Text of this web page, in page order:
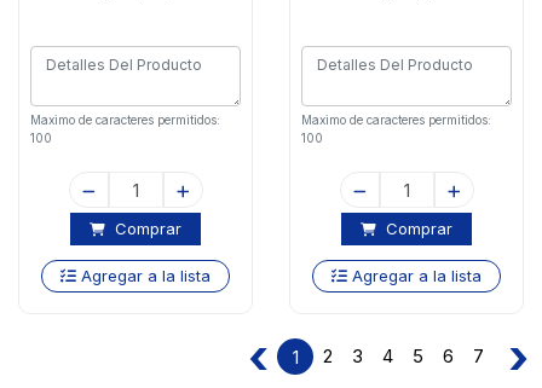
Maximo de caracteres permitidos:
100
Comprar
Agregar a la lista
Maximo de caracteres permitidos:
100
Comprar
Agregar a la lista
‹ 1 2 3 4 5 6 7 ›